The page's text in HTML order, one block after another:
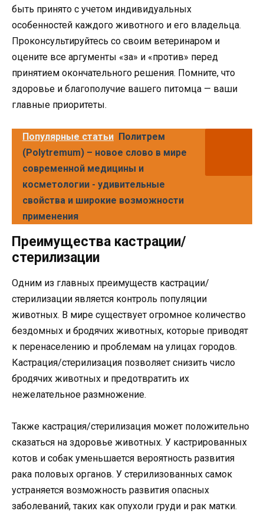
быть принято с учетом индивидуальных
особенностей каждого животного и его владельца.
Проконсультируйтесь со своим ветеринаром и
оцените все аргументы «за» и «против» перед
принятием окончательного решения. Помните, что
здоровье и благополучие вашего питомца — ваши
главные приоритеты.
Популярные статьи Политрем
(Polytremum) – новое слово в мире
современной медицины и
косметологии - удивительные
свойства и широкие возможности
применения
Преимущества кастрации/
стерилизации
Одним из главных преимуществ кастрации/
стерилизации является контроль популяции
животных. В мире существует огромное количество
бездомных и бродячих животных, которые приводят
к перенаселению и проблемам на улицах городов.
Кастрация/стерилизация позволяет снизить число
бродячих животных и предотвратить их
нежелательное размножение.
Также кастрация/стерилизация может положительно
сказаться на здоровье животных. У кастрированных
котов и собак уменьшается вероятность развития
рака половых органов. У стерилизованных самок
устраняется возможность развития опасных
заболеваний, таких как опухоли груди и рак матки.